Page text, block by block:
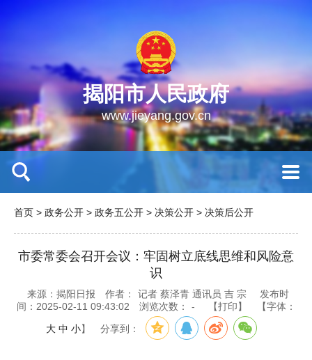
揭阳市人民政府
www.jieyang.gov.cn
首页 > 政务公开 > 政务五公开 > 决策公开 > 决策后公开
市委常委会召开会议：牢固树立底线思维和风险意
识
来源：揭阳日报 作者： 记者 蔡泽青 通讯员 吉 宗
发布时
间：2025-02-11 09:43:02
浏览次数： - 【打印】 【字体：
大 中 小】 分享到：